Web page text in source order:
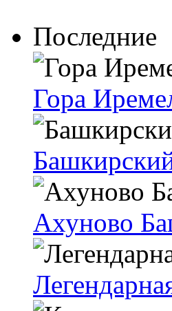
Последние
Гора
Ахуново